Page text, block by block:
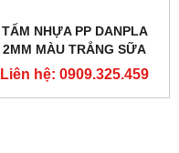
TẤM NHỰA PP DANPLA
2MM MÀU TRẮNG SỮA
Liên hệ: 0909.325.459